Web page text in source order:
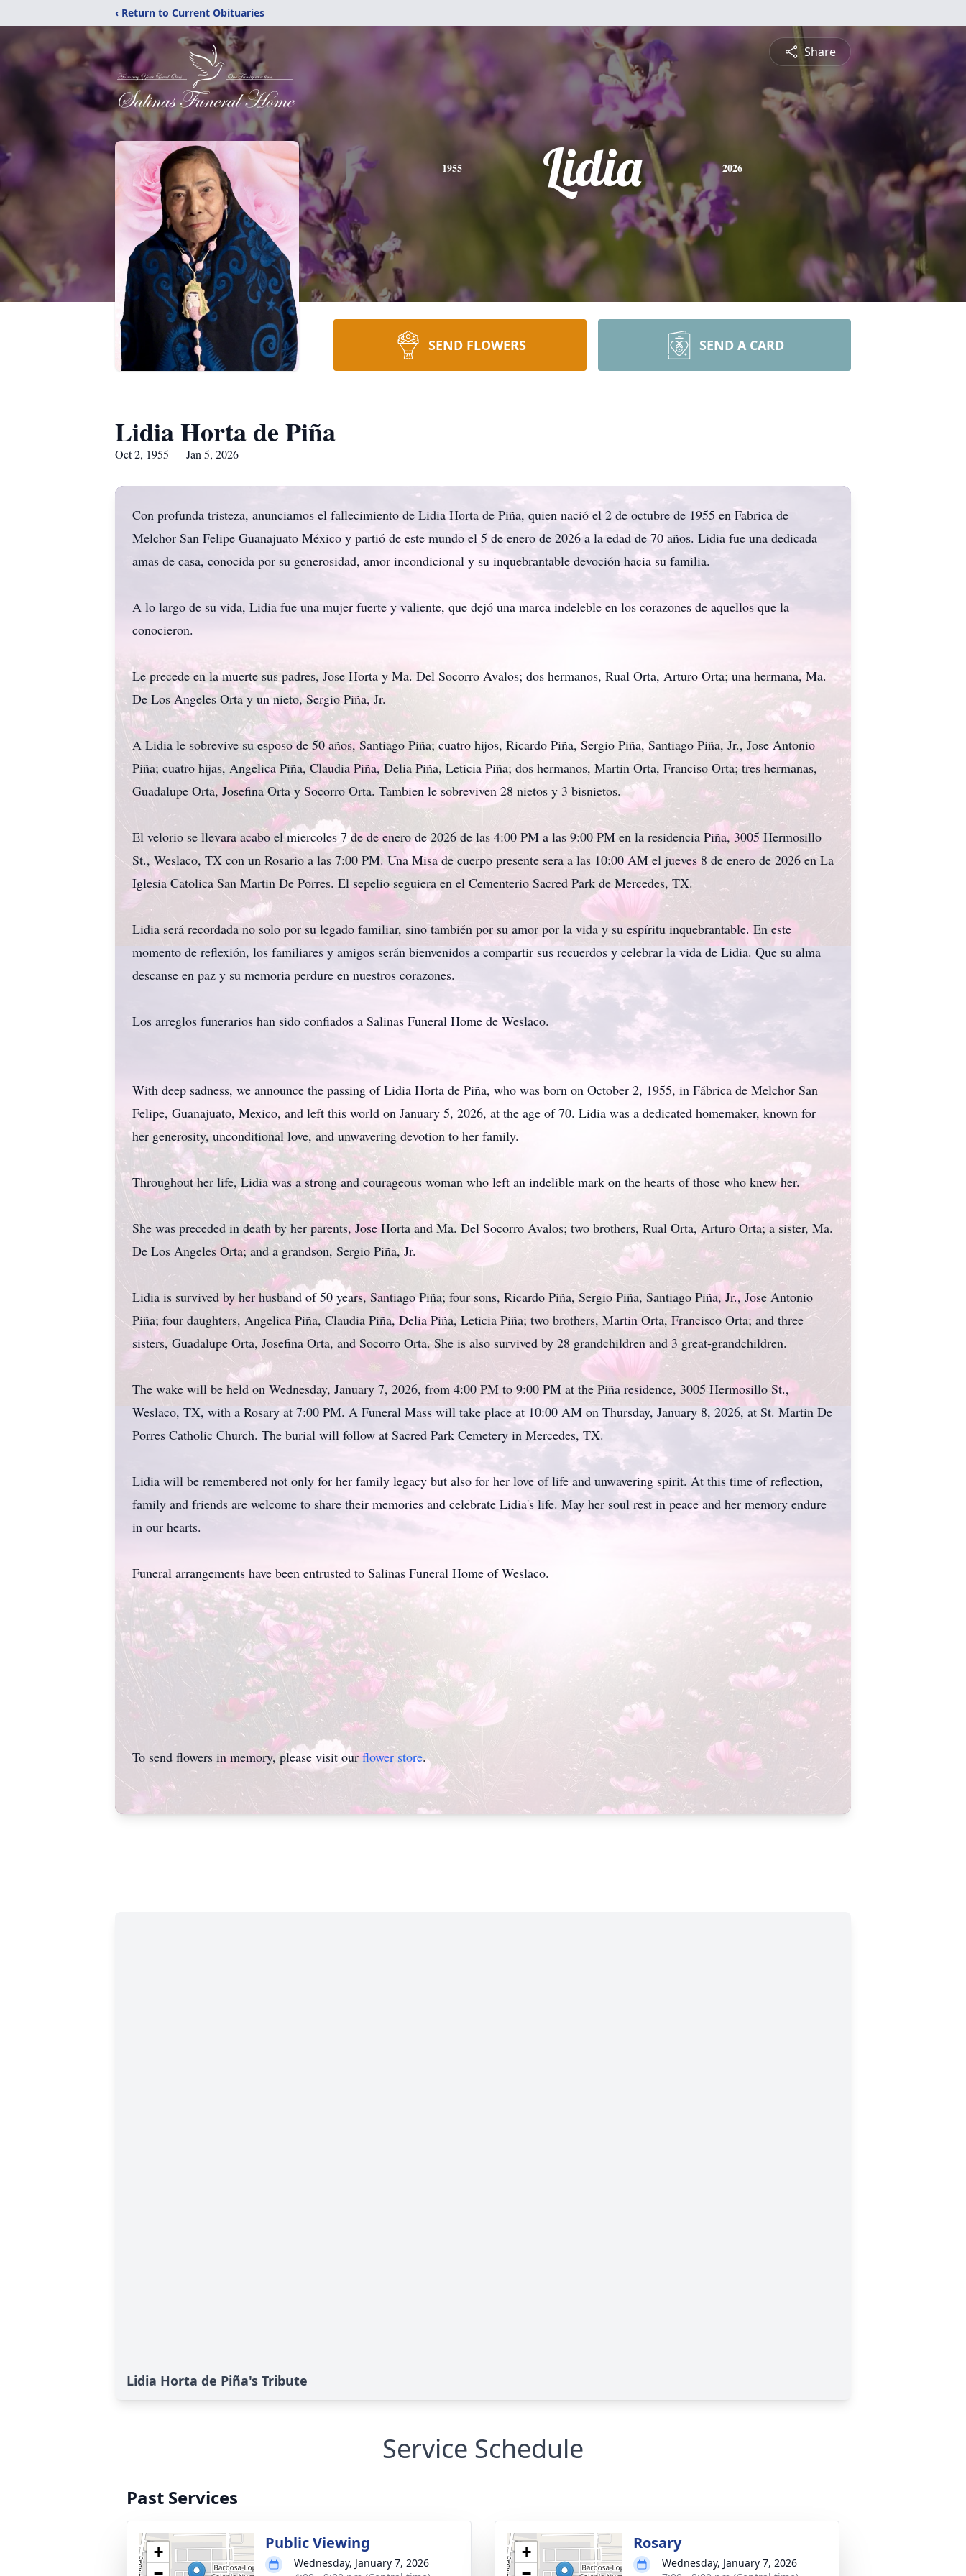
‹ Return to Current Obituaries
Share
1955 Lidia 2026
SEND FLOWERS SEND A CARD
Lidia Horta de Piña
Oct 2, 1955 — Jan 5, 2026
Con profunda tristeza, anunciamos el fallecimiento de Lidia Horta de Piña, quien nació el 2 de octubre de 1955 en Fabrica de
Melchor San Felipe Guanajuato México y partió de este mundo el 5 de enero de 2026 a la edad de 70 años. Lidia fue una dedicada
amas de casa, conocida por su generosidad, amor incondicional y su inquebrantable devoción hacia su familia.
A lo largo de su vida, Lidia fue una mujer fuerte y valiente, que dejó una marca indeleble en los corazones de aquellos que la
conocieron.
Le precede en la muerte sus padres, Jose Horta y Ma. Del Socorro Avalos; dos hermanos, Rual Orta, Arturo Orta; una hermana, Ma.
De Los Angeles Orta y un nieto, Sergio Piña, Jr.
A Lidia le sobrevive su esposo de 50 años, Santiago Piña; cuatro hijos, Ricardo Piña, Sergio Piña, Santiago Piña, Jr., Jose Antonio
Piña; cuatro hijas, Angelica Piña, Claudia Piña, Delia Piña, Leticia Piña; dos hermanos, Martin Orta, Franciso Orta; tres hermanas,
Guadalupe Orta, Josefina Orta y Socorro Orta. Tambien le sobreviven 28 nietos y 3 bisnietos.
El velorio se llevara acabo el miercoles 7 de de enero de 2026 de las 4:00 PM a las 9:00 PM en la residencia Piña, 3005 Hermosillo
St., Weslaco, TX con un Rosario a las 7:00 PM. Una Misa de cuerpo presente sera a las 10:00 AM el jueves 8 de enero de 2026 en La
Iglesia Catolica San Martin De Porres. El sepelio seguiera en el Cementerio Sacred Park de Mercedes, TX.
Lidia será recordada no solo por su legado familiar, sino también por su amor por la vida y su espíritu inquebrantable. En este
momento de reflexión, los familiares y amigos serán bienvenidos a compartir sus recuerdos y celebrar la vida de Lidia. Que su alma
descanse en paz y su memoria perdure en nuestros corazones.
Los arreglos funerarios han sido confiados a Salinas Funeral Home de Weslaco.
With deep sadness, we announce the passing of Lidia Horta de Piña, who was born on October 2, 1955, in Fábrica de Melchor San
Felipe, Guanajuato, Mexico, and left this world on January 5, 2026, at the age of 70. Lidia was a dedicated homemaker, known for
her generosity, unconditional love, and unwavering devotion to her family.
Throughout her life, Lidia was a strong and courageous woman who left an indelible mark on the hearts of those who knew her.
She was preceded in death by her parents, Jose Horta and Ma. Del Socorro Avalos; two brothers, Rual Orta, Arturo Orta; a sister, Ma.
De Los Angeles Orta; and a grandson, Sergio Piña, Jr.
Lidia is survived by her husband of 50 years, Santiago Piña; four sons, Ricardo Piña, Sergio Piña, Santiago Piña, Jr., Jose Antonio
Piña; four daughters, Angelica Piña, Claudia Piña, Delia Piña, Leticia Piña; two brothers, Martin Orta, Francisco Orta; and three
sisters, Guadalupe Orta, Josefina Orta, and Socorro Orta. She is also survived by 28 grandchildren and 3 great-grandchildren.
The wake will be held on Wednesday, January 7, 2026, from 4:00 PM to 9:00 PM at the Piña residence, 3005 Hermosillo St.,
Weslaco, TX, with a Rosary at 7:00 PM. A Funeral Mass will take place at 10:00 AM on Thursday, January 8, 2026, at St. Martin De
Porres Catholic Church. The burial will follow at Sacred Park Cemetery in Mercedes, TX.
Lidia will be remembered not only for her family legacy but also for her love of life and unwavering spirit. At this time of reflection,
family and friends are welcome to share their memories and celebrate Lidia's life. May her soul rest in peace and her memory endure
in our hearts.
Funeral arrangements have been entrusted to Salinas Funeral Home of Weslaco.
To send flowers in memory, please visit ourflower store.
Lidia Horta de Piña's Tribute
Service Schedule
Past Services
+
Public Viewing
Wednesday, January 7, 2026
+
Rosary
Wednesday, January 7, 2026